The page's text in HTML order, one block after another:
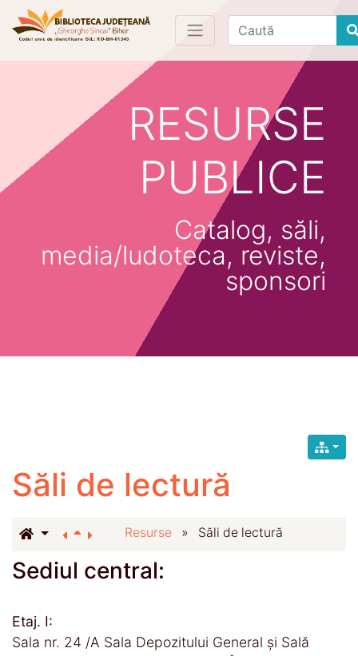
Find
RESURSE
PUBLICE
Catalog, săli,
media/ludoteca, reviste,
sponsori
Săli de lectură
Resurse » Săli de lectură
Sediul central:
Etaj. I:
Sala nr. 24 /A Sala Depozitului General și Sală